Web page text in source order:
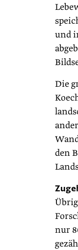
und
Die
den
nur